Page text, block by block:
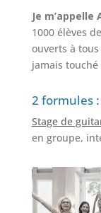
Je m’appelle
1000 élèves
ouverts à tous
jamais
2 formules :
Stage de
en groupe,